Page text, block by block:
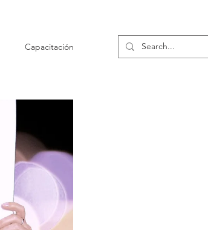
Capacitación